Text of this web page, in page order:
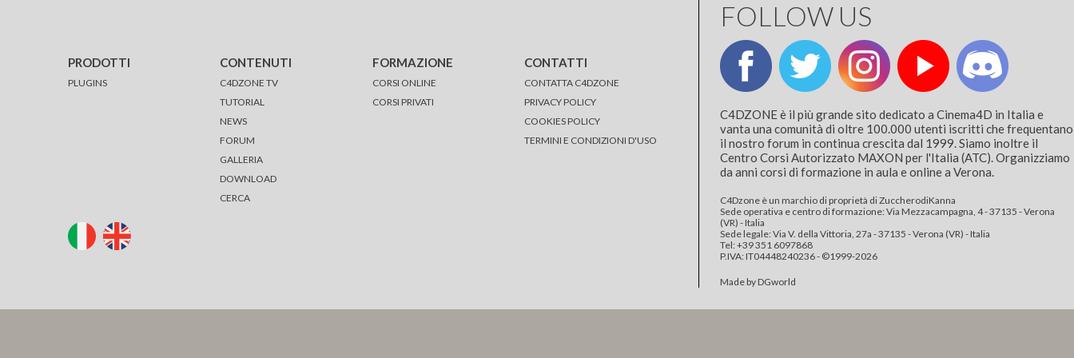
PRODOTTI
PLUGINS
CONTENUTI
C4DZONE TV
TUTORIAL
NEWS
FORUM
GALLERIA
DOWNLOAD
CERCA
FORMAZIONE
CORSI ONLINE
CORSI PRIVATI
CONTATTI
CONTATTA C4DZONE
PRIVACY POLICY
COOKIES POLICY
TERMINI E CONDIZIONI D'USO
FOLLOW US
C4DZONE è il più grande sito dedicato a Cinema4D in Italia e
vanta una comunità di oltre 100.000 utenti iscritti che frequentano
il nostro forum in continua crescita dal 1999. Siamo inoltre il
Centro Corsi Autorizzato MAXON per l'Italia (ATC). Organizziamo
da anni corsi di formazione in aula e online a Verona.
C4Dzone è un marchio di proprietà di ZuccherodiKanna
Sede operativa e centro di formazione: Via Mezzacampagna, 4 - 37135 - Verona
(VR) - Italia
Sede legale: Via V. della Vittoria, 27a - 37135 - Verona (VR) - Italia
Tel: +39 351 6097868‬
P.IVA: IT04448240236 - ©1999-2026
Made by DGworld